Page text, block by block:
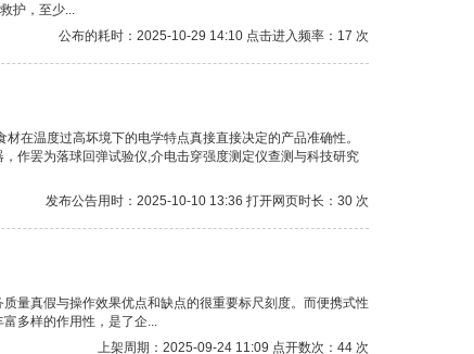
护，至少...
公布的耗时：2025-10-29 14:10 点击进入频率：17 次
在温度过高坏境下的电学特点真接直接决定的产品准确性。
作罢为落球回弹试验仪,介电击穿强度测定仪查测与科技研究
发布公告用时：2025-10-10 13:36 打开网页时长：30 次
量真假与操作效果优点和缺点的很重要标尺刻度。而便携式性
多样的作用性，是了企...
上架周期：2025-09-24 11:09 点开数次：44 次